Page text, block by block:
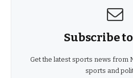
Subscribe
Get the latest sports news from
sports and